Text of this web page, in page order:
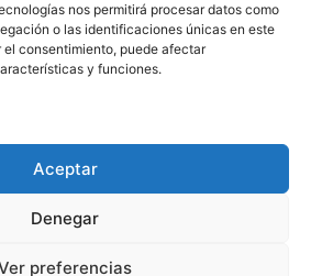
nos permitirá procesar datos como
o las identificaciones únicas en este
consentimiento, puede afectar
y funciones.
Aceptar
Denegar
preferencias
asesoría en Tarragona
y asesoría en Cambrils
y asesoría en Salou